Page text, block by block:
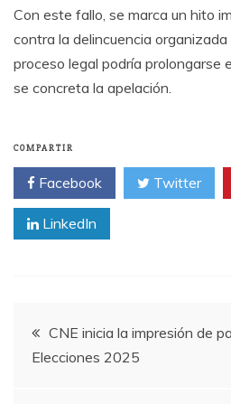
Con este fallo, se marca un hito
contra la delincuencia organizada
proceso legal podría prolongarse
se concreta la apelación.
COMPARTIR
Facebook Twitter
LinkedIn
Navegación
de
CNE inicia la impresión de
Elecciones 2025